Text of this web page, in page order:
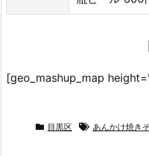
[geo_mashup_map
目黒区 あんかけ焼き